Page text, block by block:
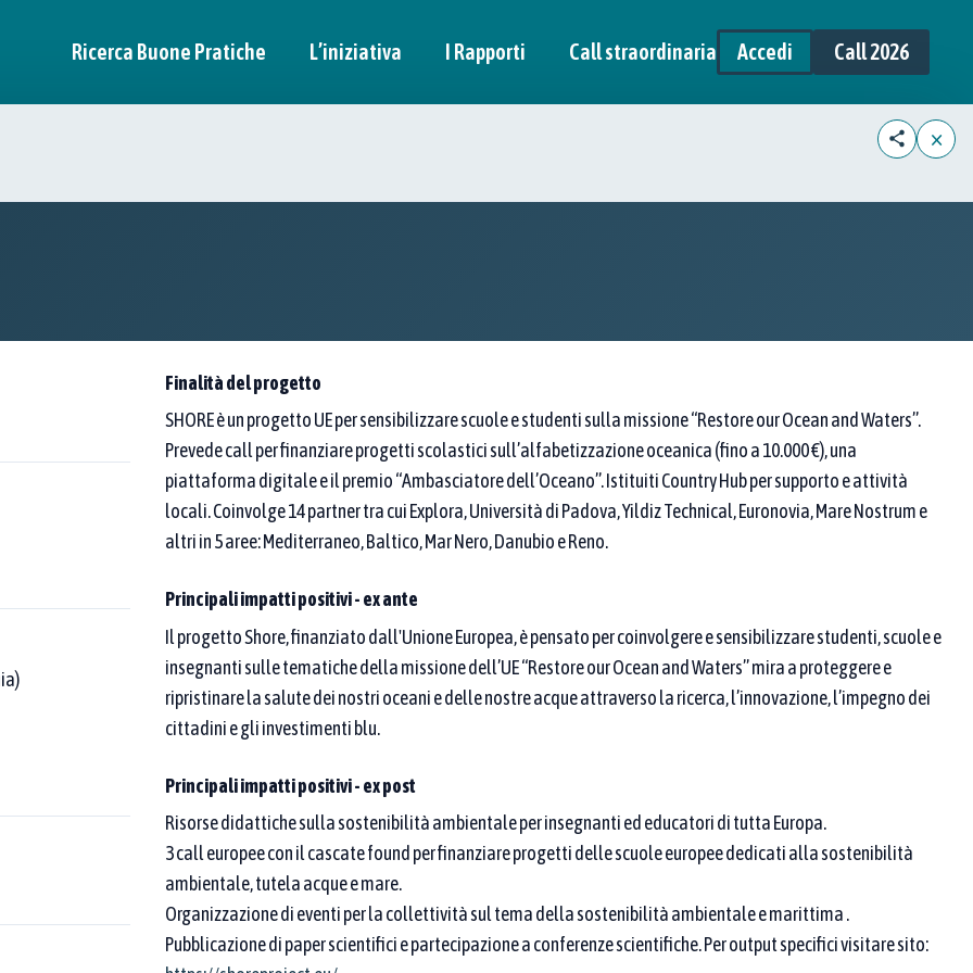
Ricerca Buone Pratiche L’iniziativa I Rapporti Call straordinaria Accedi Call 2026
pratica
esperienze "dal basso".
per trasformare davvero l’Italia.
censite
affina per area tematica o Goal SDGs.
compaia nel nome della buona pratica. Come funziona la ricerca
Nome del proponente / partner
della buona pratica
ad almeno
Aree tematiche
Puoi selezionare una o più aree tematiche dal menu. Se ne scegli più di una, compaiono le pratiche
legate ad almeno una di esse. Per restringere ulteriormente, aggiungi parole chiave nei campi sopra
×
Finalità del progetto
SHORE è un progetto UE per sensibilizzare scuole e studenti sulla missione “Restore our Ocean and Waters”.
Prevede call per finanziare progetti scolastici sull’alfabetizzazione oceanica (fino a 10.000 €), una
piattaforma digitale e il premio “Ambasciatore dell’Oceano”. Istituiti Country Hub per supporto e attività
locali. Coinvolge 14 partner tra cui Explora, Università di Padova, Yildiz Technical, Euronovia, Mare Nostrum e
altri in 5 aree: Mediterraneo, Baltico, Mar Nero, Danubio e Reno.
Principali impatti positivi - ex ante
Il progetto Shore, finanziato dall'Unione Europea, è pensato per coinvolgere e sensibilizzare studenti, scuole e
insegnanti sulle tematiche della missione dell’UE “Restore our Ocean and Waters” mira a proteggere e
ripristinare la salute dei nostri oceani e delle nostre acque attraverso la ricerca, l’innovazione, l’impegno dei
cittadini e gli investimenti blu.
Principali impatti positivi - ex post
Risorse didattiche sulla sostenibilità ambientale per insegnanti ed educatori di tutta Europa.
3 call europee con il cascate found per finanziare progetti delle scuole europee dedicati alla sostenibilità
ambientale, tutela acque e mare.
Organizzazione di eventi per la collettività sul tema della sostenibilità ambientale e marittima .
Pubblicazione di paper scientifici e partecipazione a conferenze scientifiche. Per output specifici visitare sito: